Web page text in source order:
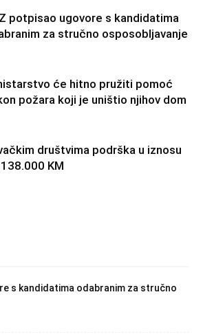
potpisao ugovore s kandidatima
za stručno osposobljavanje
će hitno pružiti pomoć
požara koji je uništio njihov dom
društvima podrška u iznosu
KM
s kandidatima odabranim za stručno